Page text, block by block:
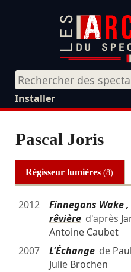
Installer
Pascal Joris
Régisseur lumières(8)
2012
Finnegans Wake
rêvièred'après
Antoine Caubet
2007
L'Échangede
Julie Brochen